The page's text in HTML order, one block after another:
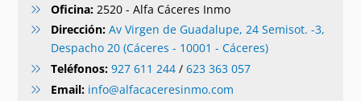
Oficina:2520 - Alfa Cáceres Inmo
Dirección: Av Virgen de Guadalupe, 24 Semisot. -3,
Despacho 20 (Cáceres - 10001 - Cáceres)
Teléfonos: 927 611 244/ 623 363 057
Email: info@alfacaceresinmo.com